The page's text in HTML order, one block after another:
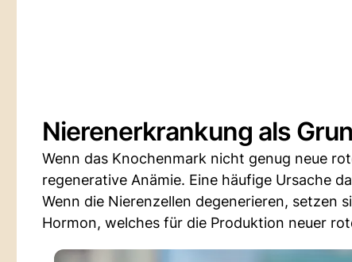
Nierenerkrankung als
Wenn das Knochenmark nicht genug neue
regenerative Anämie. Eine häufige Ursache
Wenn die Nierenzellen degenerieren, setzen
Hormon, welches für die Produktion neuer